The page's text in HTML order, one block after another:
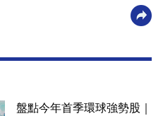
盤點今年首季環球強勢股｜